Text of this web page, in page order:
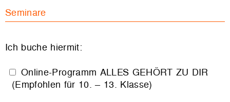
Seminare
Ich buche hiermit:
Online-Programm ALLES GEHÖRT ZU DIR
(Empfohlen für 10. – 13. Klasse)